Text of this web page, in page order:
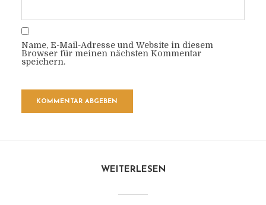
Name, E-Mail-Adresse und Website in diesem
Browser für meinen nächsten Kommentar
speichern.
WEITERLESEN